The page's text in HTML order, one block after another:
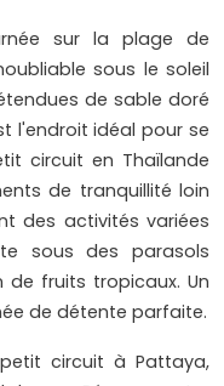
sur la plage de
sous le soleil
de sable doré
l'endroit idéal pour se
circuit en Thaïlande
de tranquillité loin
des activités variées
sous des parasols
fruits tropicaux. Un
de détente parfaite.
circuit à Pattaya,